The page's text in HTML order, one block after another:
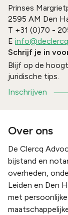
Prinses
2595 AM Den
T +31 (0)70 -
E
Schrijf je in
Blijf op de
juridische tips.
Inschrijven
Over ons
De Clercq
bijstand en
overheden,
Leiden en Den
met